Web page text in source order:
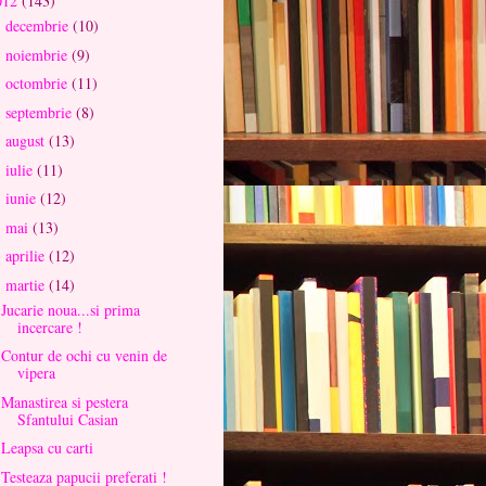
decembrie (10)
noiembrie (9)
octombrie (11)
septembrie (8)
august (13)
iulie (11)
iunie (12)
mai (13)
aprilie (12)
martie (14)
Jucarie noua...si prima
incercare !
Contur de ochi cu venin de
vipera
Manastirea si pestera
Sfantului Casian
Leapsa cu carti
Testeaza papucii preferati !